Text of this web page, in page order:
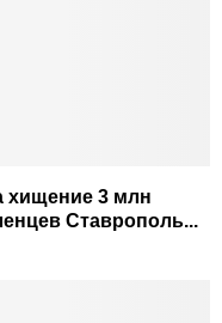
хищение 3 млн
Ставрополь...